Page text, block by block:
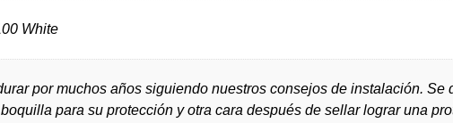
White
por muchos años siguiendo nuestros consejos de instalación. Se
para su protección y otra cara después de sellar lograr una